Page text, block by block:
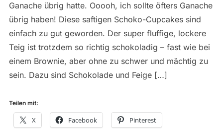
Ganache übrig hatte. Ooooh, ich sollte öfters Ganache
übrig haben! Diese saftigen Schoko-Cupcakes sind
einfach zu gut geworden. Der super fluffige, lockere
Teig ist trotzdem so richtig schokoladig – fast wie bei
einem Brownie, aber ohne zu schwer und mächtig zu
sein. Dazu sind Schokolade und Feige […]
Teilen mit:
X Facebook Pinterest